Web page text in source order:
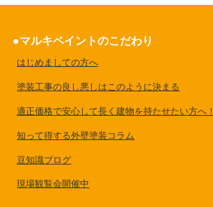
マルキペイントのこだわり
はじめましての方へ
塗装工事の良し悪しはこのように決まる
適正価格で安心して長く建物を持たせたい方へ！
知って得する外壁塗装コラム
豆知識ブログ
現場観覧会開催中